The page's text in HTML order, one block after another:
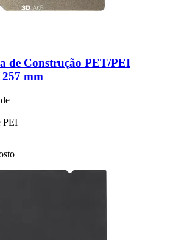
de Construção PET/PEI
mm
PEI